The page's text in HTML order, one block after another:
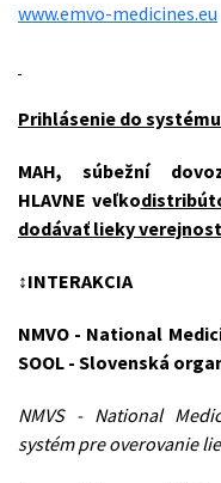
www.emvo-medicines.eu
Prihlásenie do systému
MAH, súbežní
HLAVNE veľko
dodávať lieky
↕INTERAKCIA
NMVO - National
SOOL - Slovenská
NMVS - National
systém pre overovanie